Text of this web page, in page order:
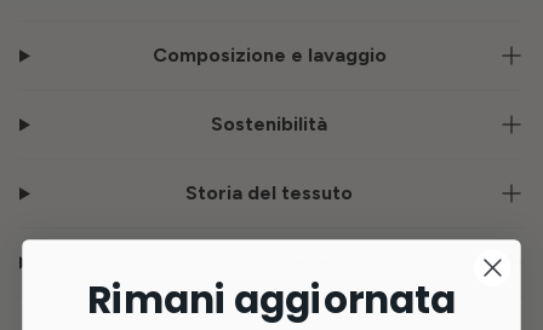
Composizione e lavaggio
Sostenibilità
Storia del tessuto
Rimani aggiornata